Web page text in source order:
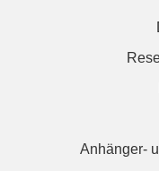
Anhänger-